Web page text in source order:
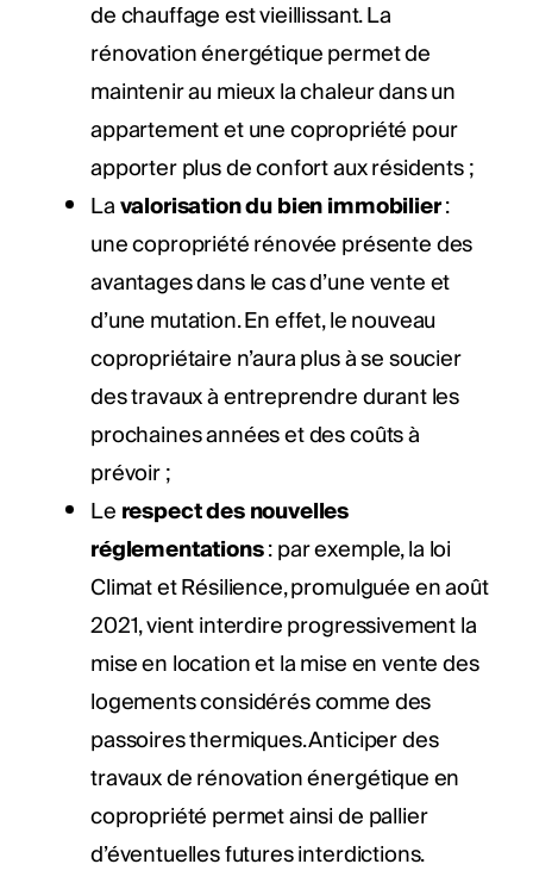
de chauffage est vieillissant. La
rénovation énergétique permet de
maintenir au mieux la chaleur dans un
appartement et une copropriété pour
apporter plus de confort aux résidents ;
Lavalorisation du bien immobilier:
une copropriété rénovée présente des
avantages dans le cas d’une vente et
d’une mutation. En effet, le nouveau
copropriétaire n’aura plus à se soucier
des travaux à entreprendre durant les
prochaines années et des coûts à
prévoir ;
Lerespect des nouvelles
réglementations: par exemple, la loi
Climat et Résilience, promulguée en août
2021, vient interdire progressivement la
mise en location et la mise en vente des
logements considérés comme des
passoires thermiques. Anticiper des
travaux de rénovation énergétique en
copropriété permet ainsi de pallier
d’éventuelles futures interdictions.